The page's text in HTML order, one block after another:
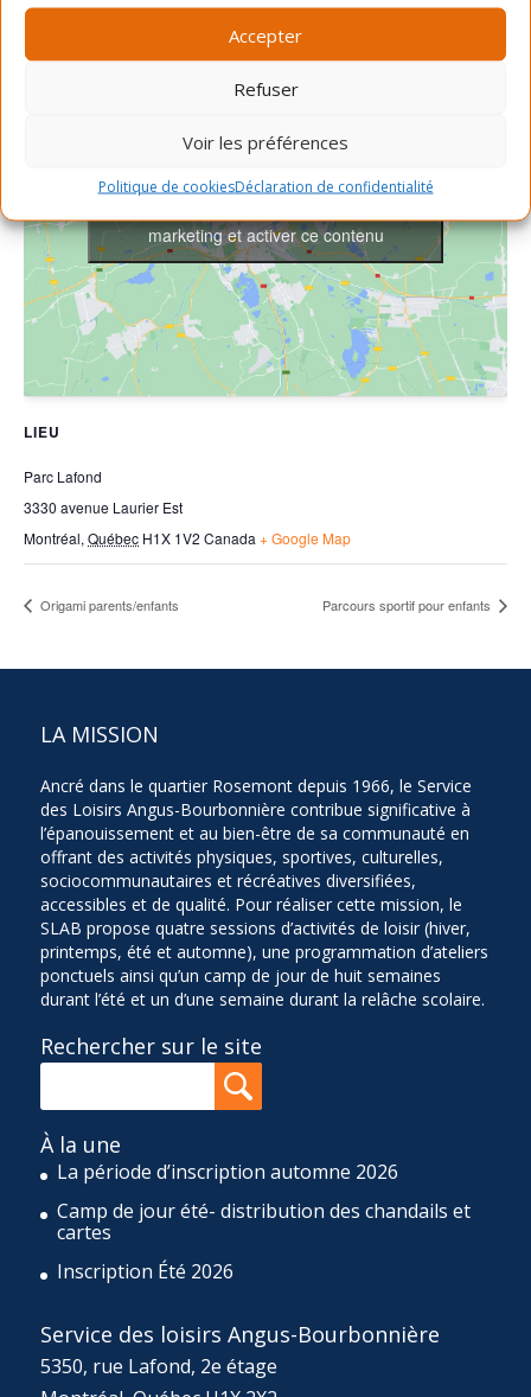
Accepter
Refuser
Voir les préférences
Politique de cookiesDéclaration de confidentialité
LIEU
Parc Lafond
3330 avenue Laurier Est
Montréal, Québec H1X 1V2 Canada + Google Map
marketing et activer ce contenu
Origami parents/enfants Parcours sportif pour enfants
LA MISSION
Ancré dans le quartier Rosemont depuis 1966, le Service
des Loisirs Angus-Bourbonnière contribue significative à
l’épanouissement et au bien-être de sa communauté en
offrant des activités physiques, sportives, culturelles,
sociocommunautaires et récréatives diversifiées,
accessibles et de qualité. Pour réaliser cette mission, le
SLAB propose quatre sessions d’activités de loisir (hiver,
printemps, été et automne), une programmation d’ateliers
ponctuels ainsi qu’un camp de jour de huit semaines
durant l’été et un d’une semaine durant la relâche scolaire.
Rechercher sur le site
À la une
La période d’inscription automne 2026
Camp de jour été- distribution des chandails et
cartes
Inscription Été 2026
Service des loisirs Angus-Bourbonnière
5350, rue Lafond, 2e étage